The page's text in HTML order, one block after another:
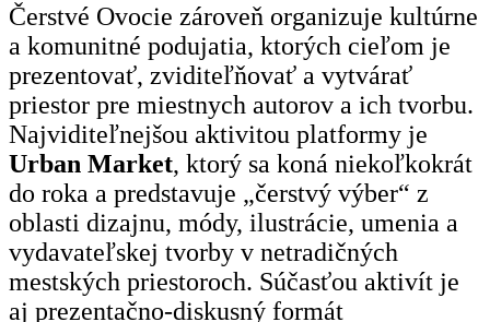
Čerstvé Ovocie zároveň organizuje kultúrne
a komunitné podujatia, ktorých cieľom je
prezentovať, zviditeľňovať a vytvárať
priestor pre miestnych autorov a ich tvorbu.
Najviditeľnejšou aktivitou platformy je
Urban Market, ktorý sa koná niekoľkokrát
do roka a predstavuje „čerstvý výber“ z
oblasti dizajnu, módy, ilustrácie, umenia a
vydavateľskej tvorby v netradičných
mestských priestoroch. Súčasťou aktivít je
aj prezentačno-diskusný formát